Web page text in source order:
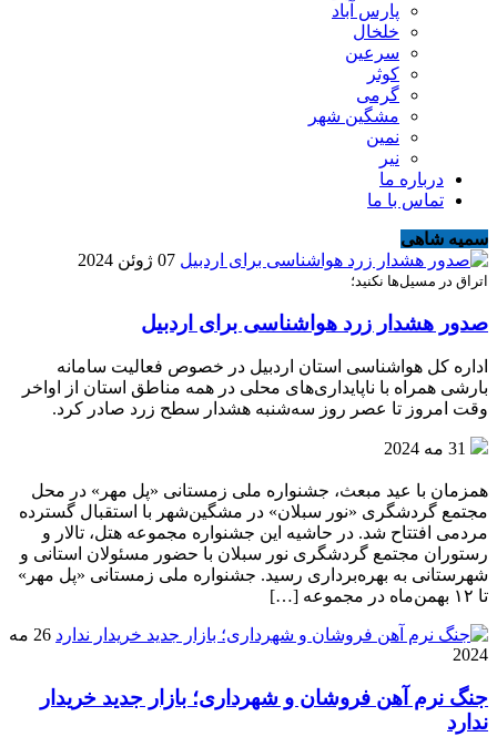
پارس آباد
خلخال
سرعین
کوثر
گرمی
مشگین شهر
نمین
نیر
درباره ما
تماس با ما
سمیه شاهی
07 ژوئن 2024
اتراق در مسیل‌ها نکنید؛
صدور هشدار زرد هواشناسی برای اردبیل
اداره کل هواشناسی استان اردبیل در خصوص فعالیت سامانه
بارشی همراه با ناپایداری‌های محلی در همه مناطق استان از اواخر
وقت امروز تا عصر روز سه‌شنبه هشدار سطح زرد صادر کرد.
31 مه 2024
همزمان با عید مبعث، جشنواره ملی زمستانی «پل مهر» در محل
مجتمع گردشگری «نور سبلان» در مشگین‌شهر با استقبال گسترده
مردمی افتتاح شد. در حاشیه این جشنواره مجموعه هتل، تالار و
رستوران مجتمع گردشگری نور سبلان با حضور مسئولان استانی و
شهرستانی به بهره‌برداری رسید. جشنواره ملی زمستانی «پل مهر»
تا ۱۲ بهمن‌ماه در مجموعه […]
26 مه
2024
جنگ نرم آهن فروشان و شهرداری؛ بازار جدید خریدار
ندارد